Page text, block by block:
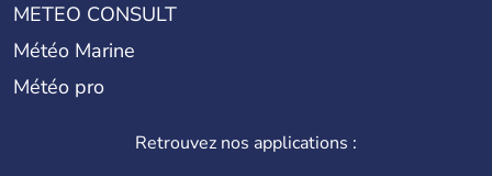
METEO CONSULT
Météo Marine
Météo pro
Retrouvez nos applications :